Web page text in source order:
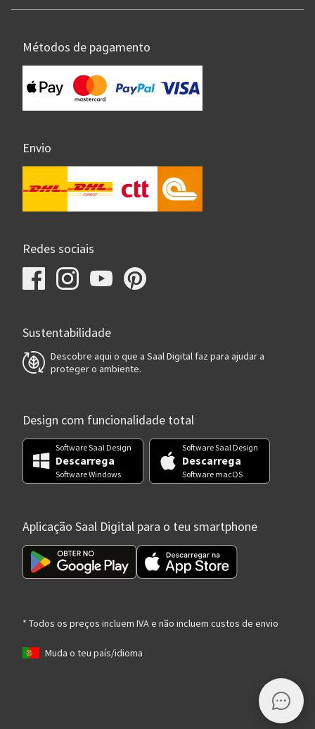
Métodos de pagamento
Envio
Redes sociais
Sustentabilidade
Descobre aqui o que a Saal Digital faz para ajudar a
proteger o ambiente.
Design com funcionalidade total
Software Saal Design
Descarrega
Software Windows
Software Saal Design
Descarrega
Software macOS
Aplicação Saal Digital para o teu smartphone
* Todos os preços incluem IVA e não incluem custos de envio
Muda o teu país/idioma